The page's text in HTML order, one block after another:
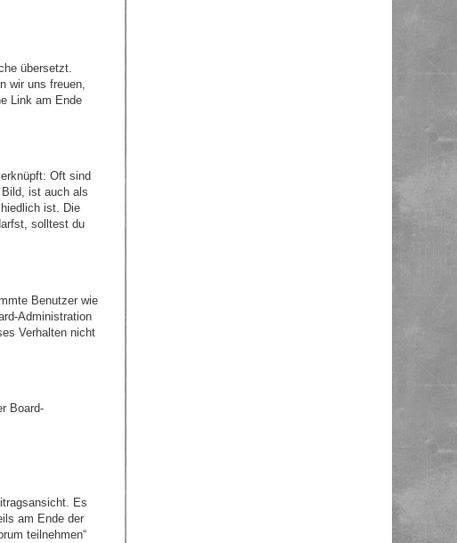
übersetzt.
wir uns freuen,
Link am Ende
Oft sind
ist auch als
ist. Die
solltest du
Benutzer wie
Administration
Verhalten nicht
Board-
Es
am Ende der
teilnehmen“